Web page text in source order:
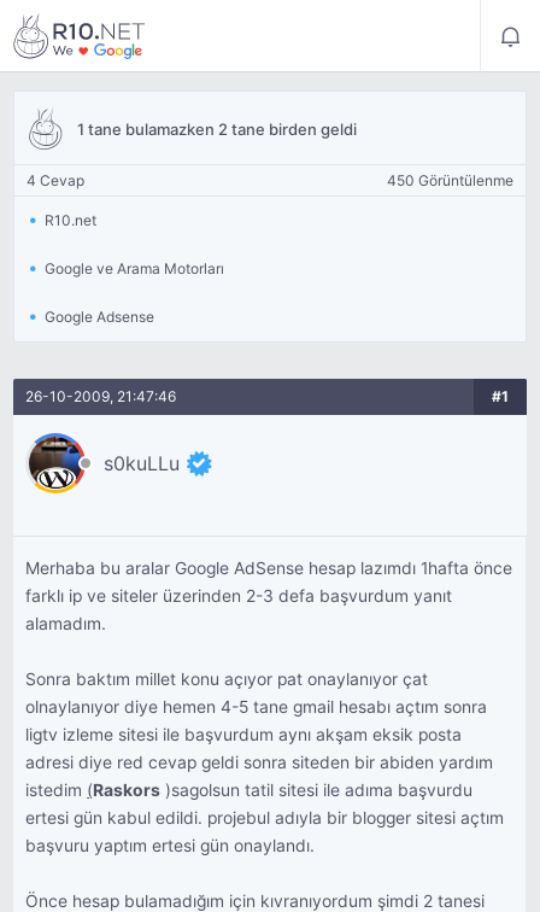
1 tane bulamazken 2 tane birden geldi
4 Cevap 450 Görüntülenme
R10.net
Google ve Arama Motorları
Google Adsense
26-10-2009, 21:47:46 #1
s0kuLLu
Merhaba bu aralar Google AdSense hesap lazımdı 1hafta önce
farklı ip ve siteler üzerinden 2-3 defa başvurdum yanıt
alamadım.
Sonra baktım millet konu açıyor pat onaylanıyor çat
olnaylanıyor diye hemen 4-5 tane gmail hesabı açtım sonra
ligtv izleme sitesi ile başvurdum aynı akşam eksik posta
adresi diye red cevap geldi sonra siteden bir abiden yardım
istedim (Raskors )sagolsun tatil sitesi ile adıma başvurdu
ertesi gün kabul edildi. projebul adıyla bir blogger sitesi açtım
başvuru yaptım ertesi gün onaylandı.
Önce hesap bulamadığım için kıvranıyordum şimdi 2 tanesi